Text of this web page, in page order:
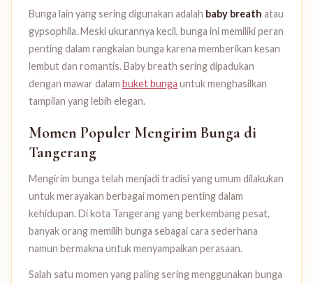
Bunga lain yang sering digunakan adalah baby breath atau
gypsophila. Meski ukurannya kecil, bunga ini memiliki peran
penting dalam rangkaian bunga karena memberikan kesan
lembut dan romantis. Baby breath sering dipadukan
dengan mawar dalam buket bunga untuk menghasilkan
tampilan yang lebih elegan.
Momen Populer Mengirim Bunga di
Tangerang
Mengirim bunga telah menjadi tradisi yang umum dilakukan
untuk merayakan berbagai momen penting dalam
kehidupan. Di kota Tangerang yang berkembang pesat,
banyak orang memilih bunga sebagai cara sederhana
namun bermakna untuk menyampaikan perasaan.
Salah satu momen yang paling sering menggunakan bunga